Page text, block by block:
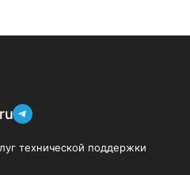
технической поддержки